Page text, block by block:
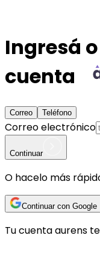
Ingresá
cuenta
Correo Teléfono
Correo electrónico
Continuar
O hacelo más
Continuar con Google
Tu cuentaaurens